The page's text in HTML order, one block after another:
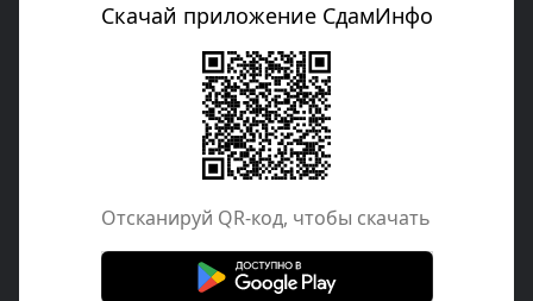
Скачай приложение СдамИнфо
Отcканируй QR-код, чтобы скачать